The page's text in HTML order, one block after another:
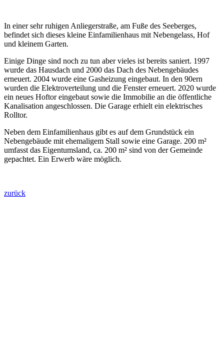
In einer sehr ruhigen Anliegerstraße, am Fuße des Seeberges,
befindet sich dieses kleine Einfamilienhaus mit Nebengelass, Hof
und kleinem Garten.
Einige Dinge sind noch zu tun aber vieles ist bereits saniert. 1997
wurde das Hausdach und 2000 das Dach des Nebengebäudes
erneuert. 2004 wurde eine Gasheizung eingebaut. In den 90ern
wurden die Elektroverteilung und die Fenster erneuert. 2020 wurde
ein neues Hoftor eingebaut sowie die Immobilie an die öffentliche
Kanalisation angeschlossen. Die Garage erhielt ein elektrisches
Rolltor.
Neben dem Einfamilienhaus gibt es auf dem Grundstück ein
Nebengebäude mit ehemaligem Stall sowie eine Garage. 200 m²
umfasst das Eigentumsland, ca. 200 m² sind von der Gemeinde
gepachtet. Ein Erwerb wäre möglich.
zurück